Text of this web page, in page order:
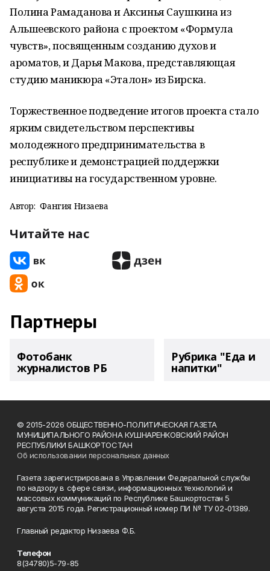
Полина Рамаданова и Аксинья Саушкина из
Альшеевского района с проектом «Формула
чувств», посвященным созданию духов и
ароматов, и Дарья Макова, представляющая
студию маникюра «Эталон» из Бирска.
Торжественное подведение итогов проекта стало
ярким свидетельством перспективы
молодежного предпринимательства в
республике и демонстрацией поддержки
инициативы на государственном уровне.
Автор: Фангия Низаева
Читайте нас
Партнеры
Фотобанк
журналистов РБ
Рубрика "Еда и
напитки"
© 2015-2026 ОБЩЕСТВЕННО-ПОЛИТИЧЕСКАЯ ГАЗЕТА
МУНИЦИПАЛЬНОГО РАЙОНА КУШНАРЕНКОВСКИЙ РАЙОН
РЕСПУБЛИКИ БАШКОРТОСТАН
Об использовании персональных данных
Газета зарегистрирована в Управлении Федеральной службы
по надзору в сфере связи, информационных технологий и
массовых коммуникаций по Республике Башкортостан 5
августа 2015 года. Регистрационный номер ПИ № ТУ 02-01389.
Главный редактор Низаева Ф.Б.
Телефон
8(34780)5-79-85